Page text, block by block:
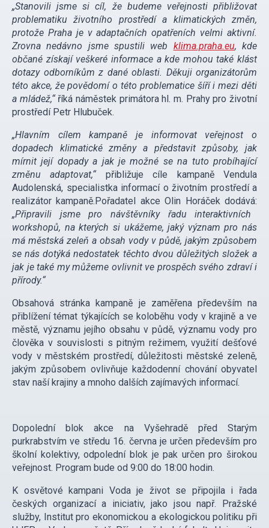
„Stanovili jsme si cíl, že budeme veřejnosti přibližovat
problematiku životního prostředí a klimatických změn,
protože Praha je v adaptačních opatřeních velmi aktivní.
Zrovna nedávno jsme spustili web klima.praha.eu, kde
občané získají veškeré informace a kde mohou také klást
dotazy odborníkům z dané oblasti. Děkuji organizátorům
této akce, že povědomí o této problematice šíří i mezi děti
a mládež,“říká náměstek primátora hl. m. Prahy pro životní
prostředí Petr Hlubuček.
„Hlavním cílem kampaně je informovat veřejnost o
dopadech klimatické změny a představit způsoby, jak
mírnit její dopady a jak je možné se na tuto probíhající
změnu adaptovat,“ přibližuje cíle kampaně Vendula
Audolenská, specialistka informací o životním prostředí a
realizátor kampaně.Pořadatel akce Olin Horáček dodává:
„Připravili jsme pro návštěvníky řadu interaktivních
workshopů, na kterých si ukážeme, jaký význam pro nás
má městská zeleň a obsah vody v půdě, jakým způsobem
se nás dotýká nedostatek těchto dvou důležitých složek a
jak je také my můžeme ovlivnit ve prospěch svého zdraví i
přírody.“
Obsahová stránka kampaně je zaměřena především na
přiblížení témat týkajících se koloběhu vody v krajině a ve
městě, významu jejího obsahu v půdě, významu vody pro
člověka v souvislosti s pitným režimem, využití dešťové
vody v městském prostředí, důležitosti městské zeleně,
jakým způsobem ovlivňuje každodenní chování obyvatel
stav naší krajiny a mnoho dalších zajímavých informací.
Dopolední blok akce na Vyšehradě před Starým
purkrabstvím ve středu 16. června je určen především pro
školní kolektivy, odpolední blok je pak určen pro širokou
veřejnost. Program bude od 9:00 do 18:00 hodin.
K osvětové kampani Voda je život se připojila i řada
českých organizací a iniciativ, jako jsou např. Pražské
služby, Institut pro ekonomickou a ekologickou politiku při